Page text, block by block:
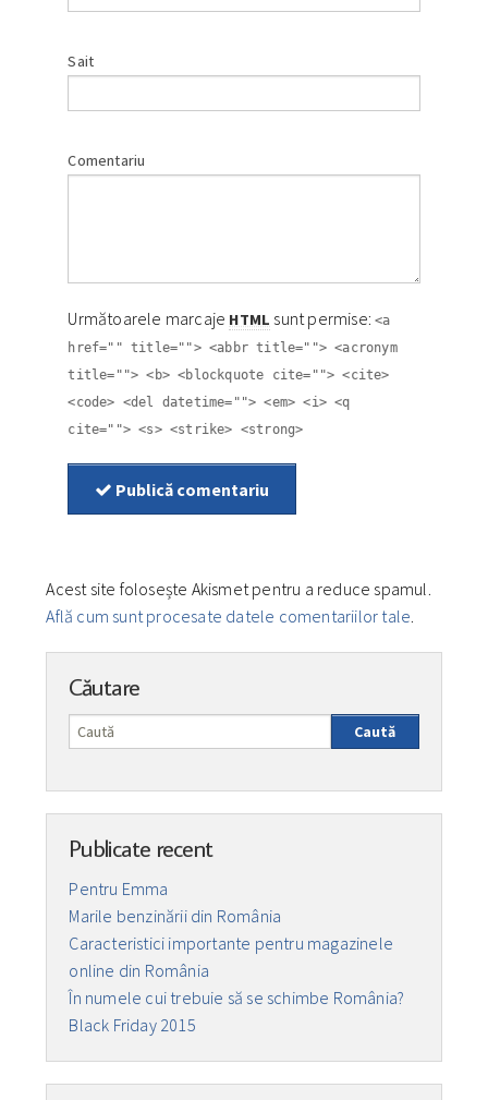
Sait
Comentariu
Următoarele marcaje HTML sunt permise:<a
href="" title=""> <abbr title=""> <acronym
title=""> <b> <blockquote cite=""> <cite>
<code> <del datetime=""> <em> <i> <q
cite=""> <s> <strike> <strong>
Publică comentariu
Acest site folosește Akismet pentru a reduce spamul.
Află cum sunt procesate datele comentariilor tale.
Căutare
Caută
Publicate recent
Pentru Emma
Marile benzinării din România
Caracteristici importante pentru magazinele
online din România
În numele cui trebuie să se schimbe România?
Black Friday 2015